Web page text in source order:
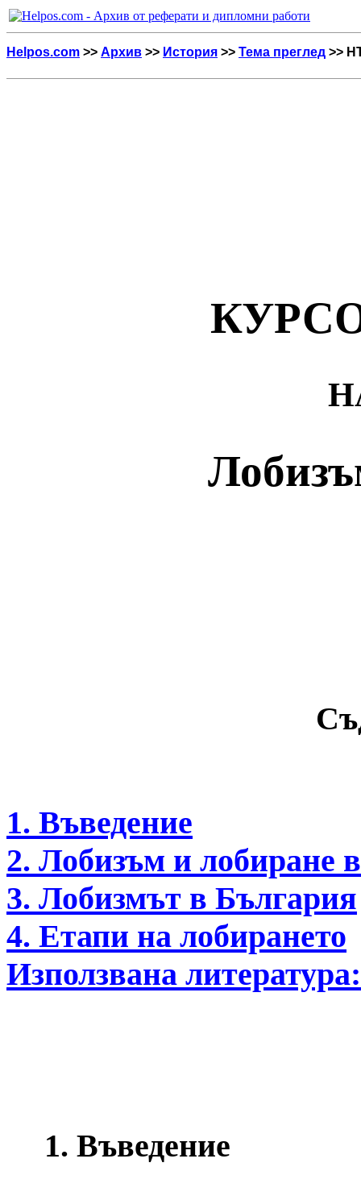
Helpos.com >> Архив >> История >> Тема преглед >>
1. Въведение
2. Лобизъм и
3. Лобизмът в България
4. Етапи на лобирането
Използвана литература:
1. Въведение